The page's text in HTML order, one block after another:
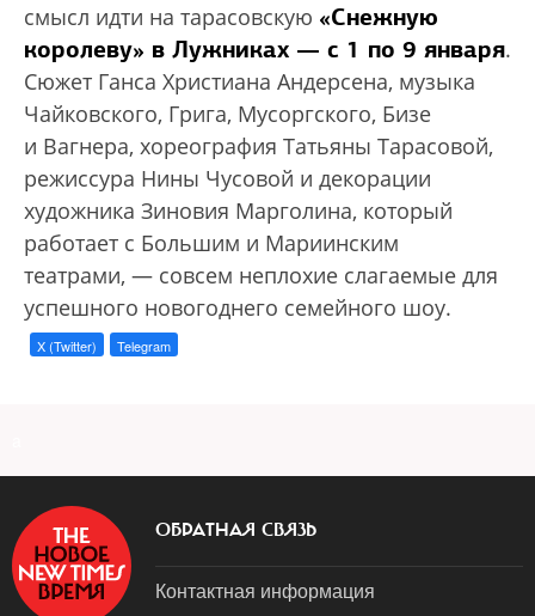
смысл идти на тарасовскую «Снежную
королеву» в Лужниках — с 1 по 9 января.
Сюжет Ганса Христиана Андерсена, музыка
Чайковского, Грига, Мусоргского, Бизе
и Вагнера, хореография Татьяны Тарасовой,
режиссура Нины Чусовой и декорации
художника Зиновия Марголина, который
работает с Большим и Мариинским
театрами, — совсем неплохие слагаемые для
успешного новогоднего семейного шоу.
X (Twitter) Telegram
ОБРАТНАЯ СВЯЗЬ
Контактная информация